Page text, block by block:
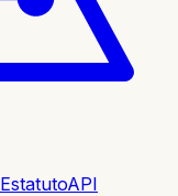
EstatutoAPI